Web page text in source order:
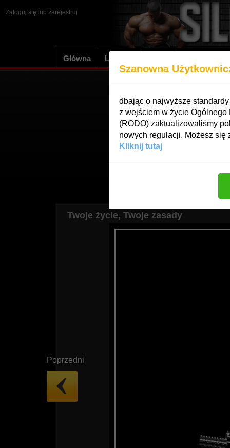
Główna Losowy
Zaloguj się lub zarejestruj
Twoje życie, Twoje zasady
Poprzedni
Szanowna
dbając o najwyższe
z wejściem w życie
(RODO) zaktualizowaliśmy
nowych regulacji. Możesz się
Kliknij tutaj